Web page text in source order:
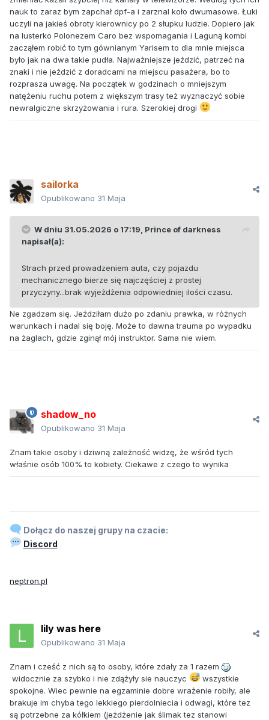
nauk to zaraz bym zapchał dpf-a i zarznal koło dwumasowe. Łuki
uczyli na jakieś obroty kierownicy po 2 słupku ludzie. Dopiero jak
na lusterko Polonezem Caro bez wspomagania i Laguną kombi
zacząłem robić to tym gównianym Yarisem to dla mnie miejsca
było jak na dwa takie pudła. Najważniejsze jeździć, patrzeć na
znaki i nie jeździć z doradcami na miejscu pasażera, bo to
rozprasza uwagę. Na początek w godzinach o mniejszym
natężeniu ruchu potem z większym trasy też wyznaczyć sobie
newralgiczne skrzyżowania i rura. Szerokiej drogi
sailorka
Opublikowano 31 Maja
W dniu 31.05.2026 o 17:19, Prince of darkness
napisał(a):
Strach przed prowadzeniem auta, czy pojazdu
mechanicznego bierze się najczęściej z prostej
przyczyny...brak wyjeżdżenia odpowiedniej ilości czasu.
Ne zgadzam się. Jeździłam dużo po zdaniu prawka, w różnych
warunkach i nadal się boję. Może to dawna trauma po wypadku
na żaglach, gdzie zginął mój instruktor. Sama nie wiem.
shadow_no
Opublikowano 31 Maja
Znam takie osoby i dziwną zależność widzę, że wśród tych
właśnie osób 100% to kobiety. Ciekawe z czego to wynika
Dołącz do naszej grupy na czacie:
Discord
neptron.pl
lily was here
Opublikowano 31 Maja
Znam i cześć z nich są to osoby, które zdały za 1 razem
widocznie za szybko i nie zdążyły sie nauczyc
wszystkie
spokojne. Wiec pewnie na egzaminie dobre wrażenie robiły, ale
brakuje im chyba tego lekkiego pierdolniecia i odwagi, które tez
są potrzebne za kółkiem (jeżdżenie jak ślimak tez stanowi